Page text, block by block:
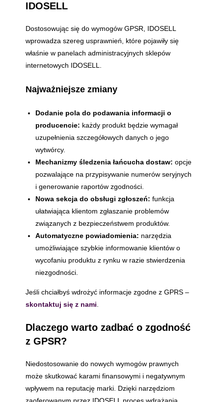
IDOSELL
Dostosowując się do wymogów GPSR, IDOSELL
wprowadza szereg usprawnień, które pojawiły się
właśnie w panelach administracyjnych sklepów
internetowych IDOSELL.
Najważniejsze zmiany
Dodanie pola do podawania informacji o
producencie: każdy produkt będzie wymagał
uzupełnienia szczegółowych danych o jego
wytwórcy.
Mechanizmy śledzenia łańcucha dostaw: opcje
pozwalające na przypisywanie numerów seryjnych
i generowanie raportów zgodności.
Nowa sekcja do obsługi zgłoszeń: funkcja
ułatwiająca klientom zgłaszanie problemów
związanych z bezpieczeństwem produktów.
Automatyczne powiadomienia: narzędzia
umożliwiające szybkie informowanie klientów o
wycofaniu produktu z rynku w razie stwierdzenia
niezgodności.
Jeśli chciałbyś wdrożyć informacje zgodne z GPRS –
skontaktuj się z nami.
Dlaczego warto zadbać o zgodność
z GPSR?
Niedostosowanie do nowych wymogów prawnych
może skutkować karami finansowymi i negatywnym
wpływem na reputację marki. Dzięki narzędziom